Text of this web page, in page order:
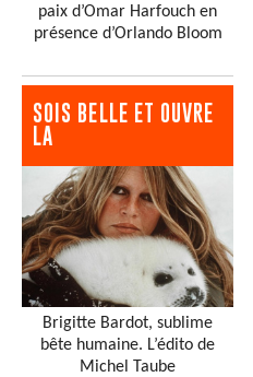
paix d’Omar Harfouch en
présence d’Orlando Bloom
SOIS BELLE ET OUVRE
LA
Brigitte Bardot, sublime
bête humaine. L’édito de
Michel Taube